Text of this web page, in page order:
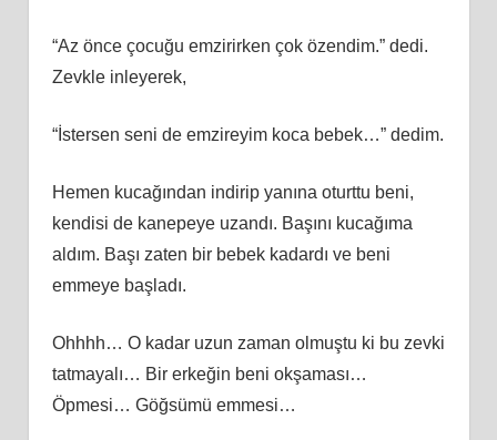
“Az önce çocuğu emzirirken çok özendim.” dedi.
Zevkle inleyerek,
“İstersen seni de emzireyim koca bebek…” dedim.
Hemen kucağından indirip yanına oturttu beni,
kendisi de kanepeye uzandı. Başını kucağıma
aldım. Başı zaten bir bebek kadardı ve beni
emmeye başladı.
Ohhhh… O kadar uzun zaman olmuştu ki bu zevki
tatmayalı… Bir erkeğin beni okşaması…
Öpmesi… Göğsümü emmesi…